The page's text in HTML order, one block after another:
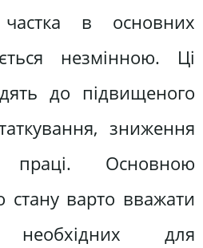
в основних
незмінною. Ці
до підвищеного
зниження
праці. Основною
стану варто вважати
необхідних для